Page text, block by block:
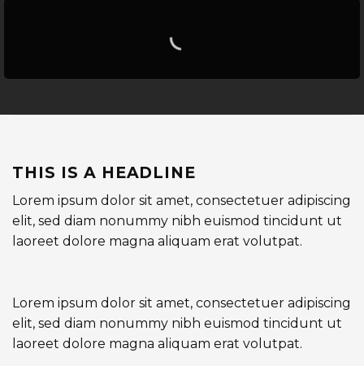
THIS IS A HEADLINE
Lorem ipsum dolor sit amet, consectetuer adipiscing
elit, sed diam nonummy nibh euismod tincidunt ut
laoreet dolore magna aliquam erat volutpat.
Lorem ipsum dolor sit amet, consectetuer adipiscing
elit, sed diam nonummy nibh euismod tincidunt ut
laoreet dolore magna aliquam erat volutpat.